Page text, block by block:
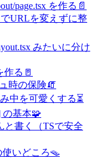
page.tsx を作る📄
でURLを変えずに整
みたいに分け
作る🚪
時の保険🧯
中を可愛くする⏳
の基本🧩
と書く（TSで安全
使いどころ🪤